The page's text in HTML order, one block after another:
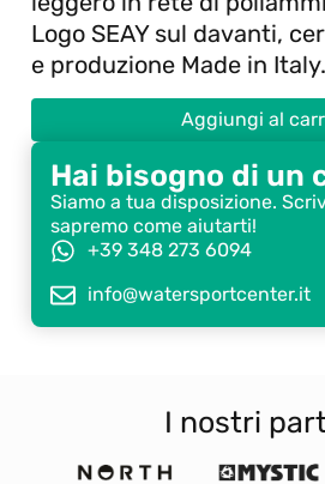
Logo SEAY sul davanti,
e produzione Made in Italy.
Aggiungi al
Hai bisogno di un
Siamo a tua disposizione.
sapremo come aiutarti!
+39 348 273 6094
info@watersportcenter.it
I nostri